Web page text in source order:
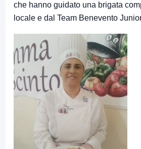
che hanno guidato una brigata
locale e dal Team Benevento